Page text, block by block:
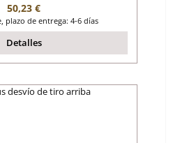
Precio normal:
50,23 €
plazo de entrega: 4-6 días
Detalles